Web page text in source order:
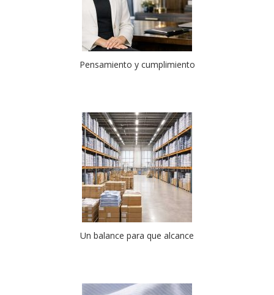
Pensamiento y cumplimiento
Un balance para que alcance